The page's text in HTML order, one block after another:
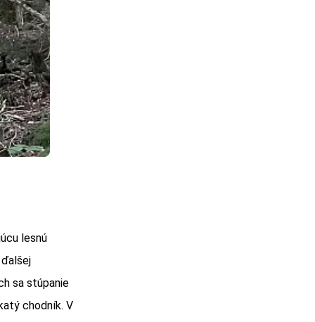
lesnú
sa stúpanie
chodník. V